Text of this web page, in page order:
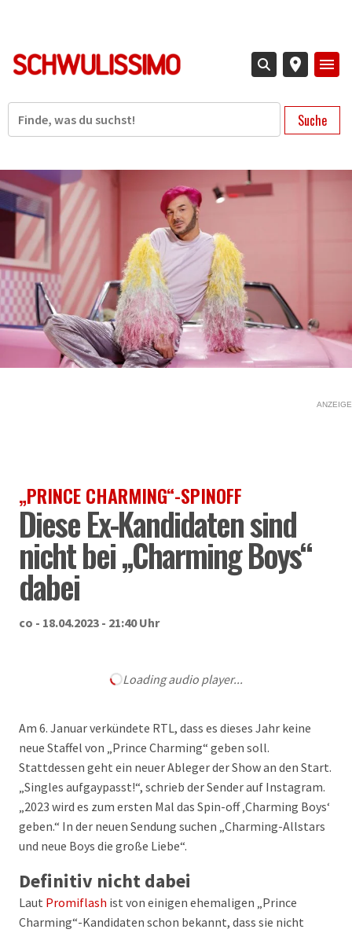
Suche
ANZEIGE
„PRINCE CHARMING“-SPINOFF
Diese Ex-Kandidaten sind
nicht bei „Charming Boys“
dabei
co - 18.04.2023 - 21:40 Uhr
Loading audio player...
Am 6. Januar verkündete RTL, dass es dieses Jahr keine
neue Staffel von „Prince Charming“ geben soll.
Stattdessen geht ein neuer Ableger der Show an den Start.
„Singles aufgaypasst!“, schrieb der Sender auf Instagram.
„2023 wird es zum ersten Mal das Spin-off ‚Charming Boys‘
geben.“ In der neuen Sendung suchen „Charming-Allstars
und neue Boys die große Liebe“.
Definitiv nicht dabei
Laut Promiflash ist von einigen ehemaligen „Prince
Charming“-Kandidaten schon bekannt, dass sie nicht